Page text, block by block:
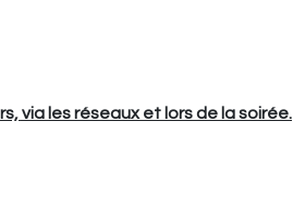
via les réseaux et lors de la soirée.